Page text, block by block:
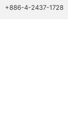
+886-4-2437-1728